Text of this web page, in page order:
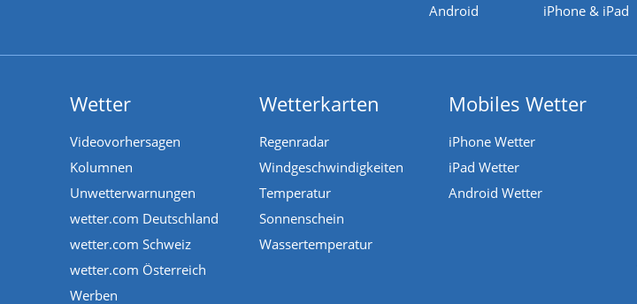
Android iPhone & iPad
Wetter
Videovorhersagen
Kolumnen
Unwetterwarnungen
wetter.com Deutschland
wetter.com Schweiz
wetter.com Österreich
Werben
Wetterkarten
Regenradar
Windgeschwindigkeiten
Temperatur
Sonnenschein
Wassertemperatur
Mobiles Wetter
iPhone Wetter
iPad Wetter
Android Wetter